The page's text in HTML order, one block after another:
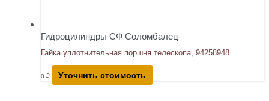
Гидроцилиндры СФ Соломбалец
Гайка уплотнительная поршня телескопа, 94258948
0 ₽ Уточнить стоимость